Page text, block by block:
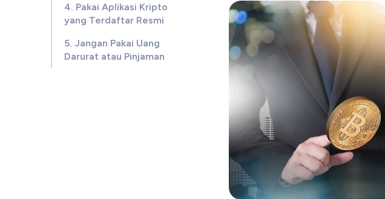
4. Pakai Aplikasi Kripto
yang Terdaftar Resmi
5. Jangan Pakai Uang
Darurat atau Pinjaman